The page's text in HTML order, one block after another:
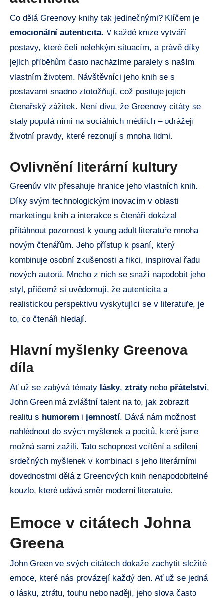
Co dělá Greenovy knihy tak jedinečnými? Klíčem je
emocionální autenticita. V každé knize vytváří
postavy, které čelí nelehkým situacím, a právě díky
jejich příběhům často nacházíme paralely s naším
vlastním životem. Návštěvníci jeho knih se s
postavami snadno ztotožňují, což posiluje jejich
čtenářský zážitek. Není divu, že Greenovy citáty se
staly populárními na sociálních médiích – odrážejí
životní pravdy, které rezonují s mnoha lidmi.
Ovlivnění literární kultury
Greenův vliv přesahuje hranice jeho vlastních knih.
Díky svým technologickým inovacím v oblasti
marketingu knih a interakce s čtenáři dokázal
přitáhnout pozornost k young adult literatuře mnoha
novým čtenářům. Jeho přístup k psaní, který
kombinuje osobní zkušenosti a fikci, inspiroval řadu
nových autorů. Mnoho z nich se snaží napodobit jeho
styl, přičemž si uvědomují, že autenticita a
realistickou perspektivu vyskytující se v literatuře, je
to, co čtenáři hledají.
Hlavní myšlenky Greenova
díla
Ať už se zabývá tématy lásky, ztrátynebo přátelství,
John Green má zvláštní talent na to, jak zobrazit
realitu s humorem i jemností. Dává nám možnost
nahlédnout do svých myšlenek a pocitů, které jsme
možná sami zažili. Tato schopnost vcítění a sdílení
srdečných myšlenek v kombinaci s jeho literárními
dovednostmi dělá z Greenových knih nenapodobitelné
kouzlo, které udává směr moderní literatuře.
Emoce v citátech Johna
Greena
John Green ve svých citátech dokáže zachytit složité
emoce, které nás provázejí každý den. Ať už se jedná
o lásku, ztrátu, touhu nebo naději, jeho slova často